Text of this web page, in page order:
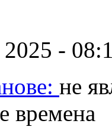
2025 -
не
времена